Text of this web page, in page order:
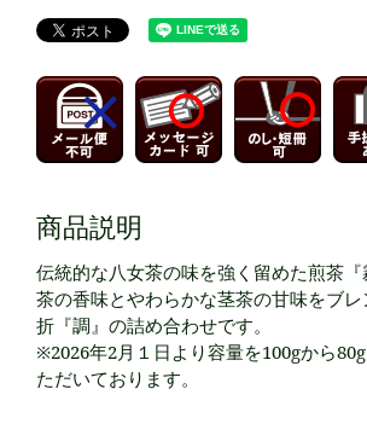
商品説明
伝統的な八女茶の味を強く留めた煎茶
茶の香味とやわらかな茎茶の甘味をブ
折『調』の詰め合わせです。
※2026年2月１日より容量を100gから
ただいております。